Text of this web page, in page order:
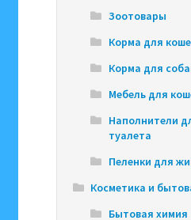
Зоотовары
Корма для
Корма для
Мебель для
Наполнители
туалета
Пеленки для
Косметика и
Бытовая химия